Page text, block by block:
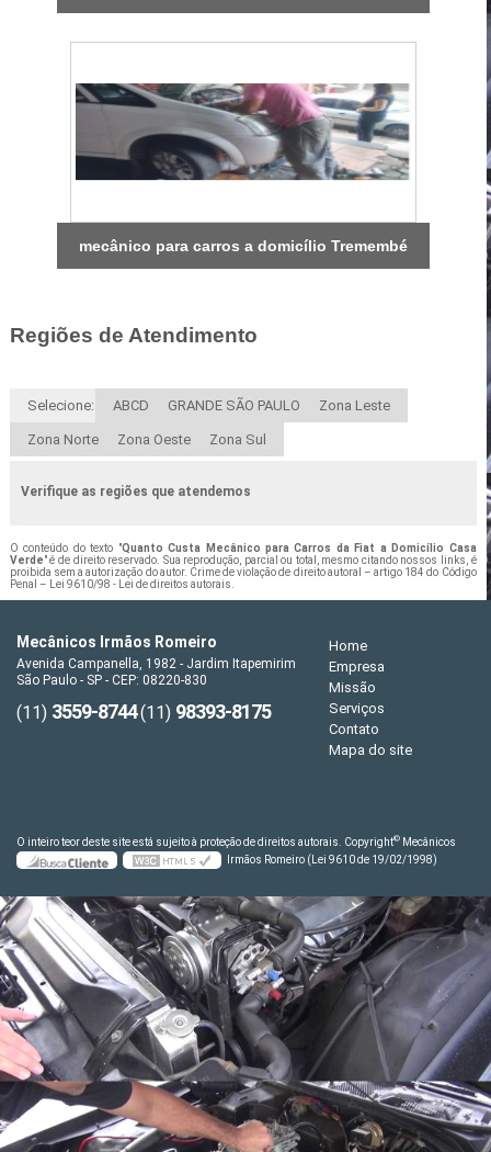
mecânico para carros a domicílio Tremembé
Regiões de Atendimento
Selecione: ABCD GRANDE SÃO PAULO Zona Leste
Zona Norte Zona Oeste Zona Sul
Verifique as regiões que atendemos
O conteúdo do texto "Quanto Custa Mecânico para Carros da Fiat a Domicílio Casa
Verde" é de direito reservado. Sua reprodução, parcial ou total, mesmo citando nossos links, é
proibida sem a autorização do autor. Crime de violação de direito autoral – artigo 184 do Código
Penal – Lei 9610/98 - Lei de direitos autorais.
Mecânicos Irmãos Romeiro
Avenida Campanella, 1982 - Jardim Itapemirim
São Paulo - SP - CEP: 08220-830
(11) 3559-8744(11) 98393-8175
Home
Empresa
Missão
Serviços
Contato
Mapa do site
O inteiro teor deste site está sujeito à proteção de direitos autorais. Copyright© Mecânicos
Irmãos Romeiro (Lei 9610 de 19/02/1998)